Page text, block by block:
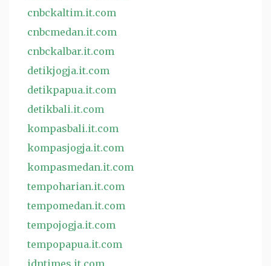
cnbckaltim.it.com
cnbcmedan.it.com
cnbckalbar.it.com
detikjogja.it.com
detikpapua.it.com
detikbali.it.com
kompasbali.it.com
kompasjogja.it.com
kompasmedan.it.com
tempoharian.it.com
tempomedan.it.com
tempojogja.it.com
tempopapua.it.com
idntimes.it.com